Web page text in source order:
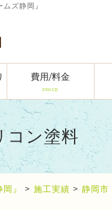
ズ静岡』
費用/料金
PRICE
コン塗料
』 > 施工実績 > 静岡市